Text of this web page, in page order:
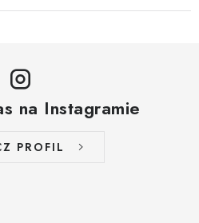
na Instagramie
PROFIL